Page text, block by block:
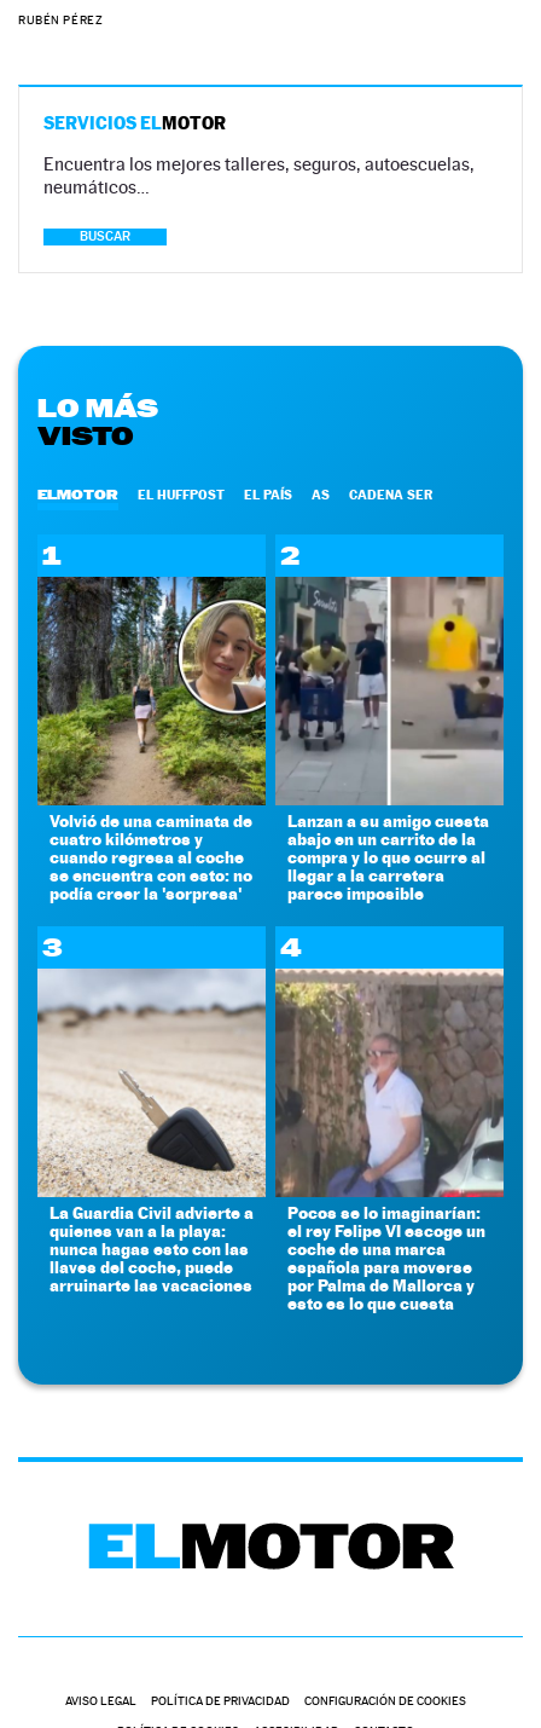
RUBÉN PÉREZ
SERVICIOS ELMOTOR
Encuentra los mejores talleres, seguros, autoescuelas,
neumáticos…
BUSCAR
LO MÁS
VISTO
ELMOTOR EL HUFFPOST EL PAÍS AS CADENA SER
1
Volvió de una caminata de
cuatro kilómetros y
cuando regresa al coche
se encuentra con esto: no
podía creer la 'sorpresa'
2
Lanzan a su amigo cuesta
abajo en un carrito de la
compra y lo que ocurre al
llegar a la carretera
parece imposible
3
La Guardia Civil advierte a
quienes van a la playa:
nunca hagas esto con las
llaves del coche, puede
arruinarte las vacaciones
4
Pocos se lo imaginarían:
el rey Felipe VI escoge un
coche de una marca
española para moverse
por Palma de Mallorca y
esto es lo que cuesta
AVISO LEGAL POLÍTICA DE PRIVACIDAD CONFIGURACIÓN DE COOKIES